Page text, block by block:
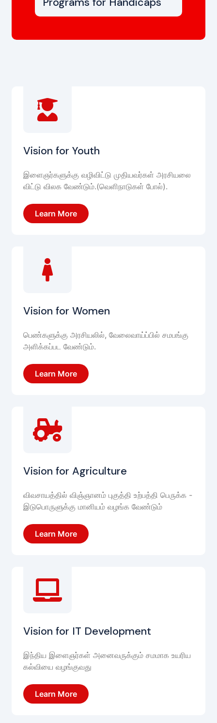
Vision for Youth
இளைஞர்களுக்கு வழிவிட்டு முதியவர்கள் அரசியலை
விட்டு விலக வேண்டும்.(வெளிநாடுகள் போல்).
Learn More
Vision for Women
பெண்களுக்கு அரசியலில், வேலைவாய்ப்பில் சமபங்கு
அளிக்கப்பட வேண்டும்.
Learn More
Vision for Agriculture
விவசாயத்தில் விஞ்ஞானம் புகுத்தி உற்பத்தி பெருக்க -
இடுபொருளுக்கு மானியம் வழங்க வேண்டும்
Learn More
Vision for IT Development
இந்திய இளைஞர்கள் அனைவருக்கும் சமமாக உயரிய
கல்வியை வழங்குவது
Learn More